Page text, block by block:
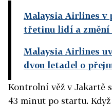
Malaysia Airlines v
třetinu lidí a změní
Malaysia Airlines
dvou letadel o
Kontrolní věž v Jakartě
43 minut po startu.